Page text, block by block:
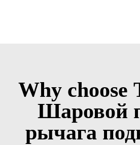
Why choose
Шаровой
рычага